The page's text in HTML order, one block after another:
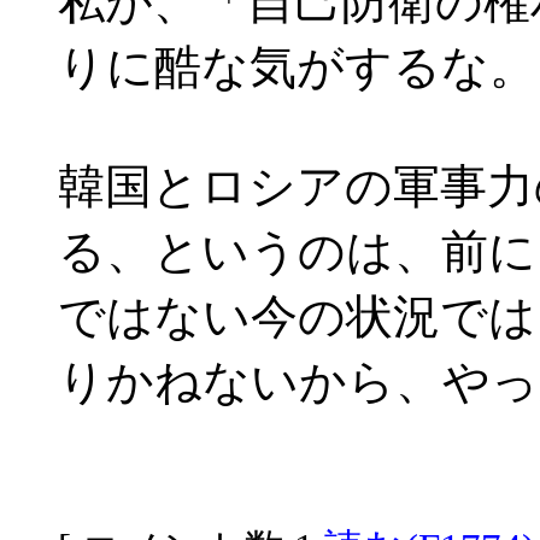
りに酷な気がするな
韓国とロシアの軍事
る、というのは、前
ではない今の状況で
りかねないから、や